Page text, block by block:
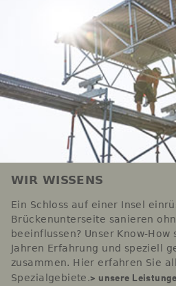
WIR WISSENS
Ein Schloss auf einer Insel
Brückenunterseite sanieren
beeinflussen? Unser Know-How
Jahren Erfahrung und speziell
zusammen. Hier erfahren Sie
Spezialgebiete.> unsere